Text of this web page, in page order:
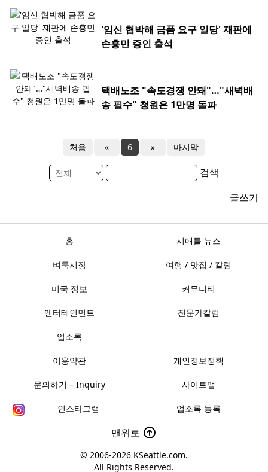
'임신 협박해 금품 요구 일당' 재판에
손흥민 증인 출석
택배노조 "속도경쟁 안돼"…"새벽배
송 필수" 청원은 1만명 돌파
처음 « 6 » 마지막
검색
글쓰기
홈 시애틀 뉴스
벼룩시장 여행 / 맛집 / 칼럼
미국 정보 커뮤니티
엔터테인먼트 전문가칼럼
업소록
이용약관 개인정보정책
문의하기 – Inquiry 사이트맵
인스타그램 업소록 등록
맨위로
© 2006-2026 KSeattle.com.
All Rights Reserved.